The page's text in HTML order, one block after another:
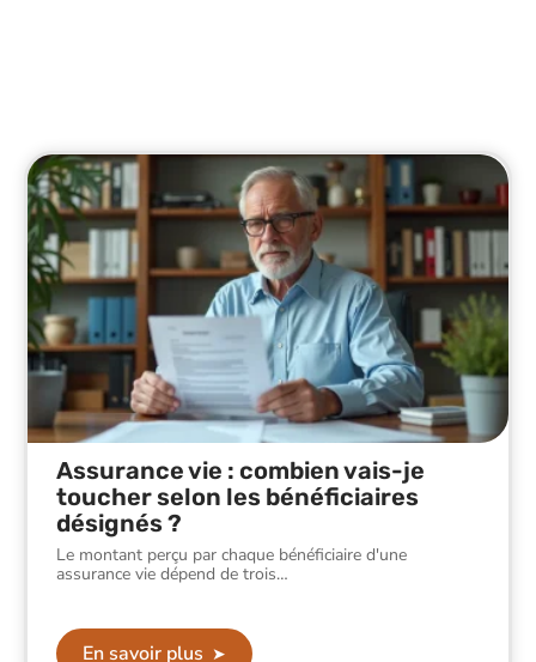
Assurance vie : combien vais-je
toucher selon les bénéficiaires
désignés ?
Le montant perçu par chaque bénéficiaire d'une
assurance vie dépend de trois…
En savoir plus